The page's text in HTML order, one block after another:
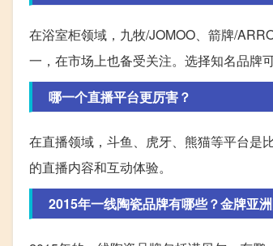
在浴室柜领域，九牧/JOMOO、箭牌/
一，在市场上也备受关注。选择知名品牌
哪一个直播平台更厉害？
在直播领域，斗鱼、虎牙、熊猫等平台是
的直播内容和互动体验。
2015年一线陶瓷品牌有哪些？金牌亚